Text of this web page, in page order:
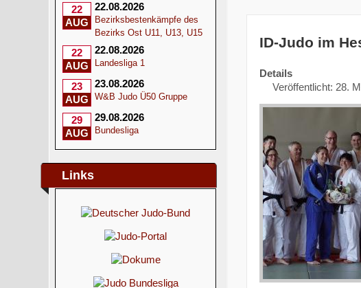
22
AUG
22.08.2026
Bezirksbestenkämpfe des
Bezirks Ost U11, U13, U15
22
AUG
22.08.2026
Landesliga 1
23
AUG
23.08.2026
W&B Judo Ü50 Gruppe
29
AUG
29.08.2026
Bundesliga
Links
ID-Judo im
Details
Veröffentlicht: 28.